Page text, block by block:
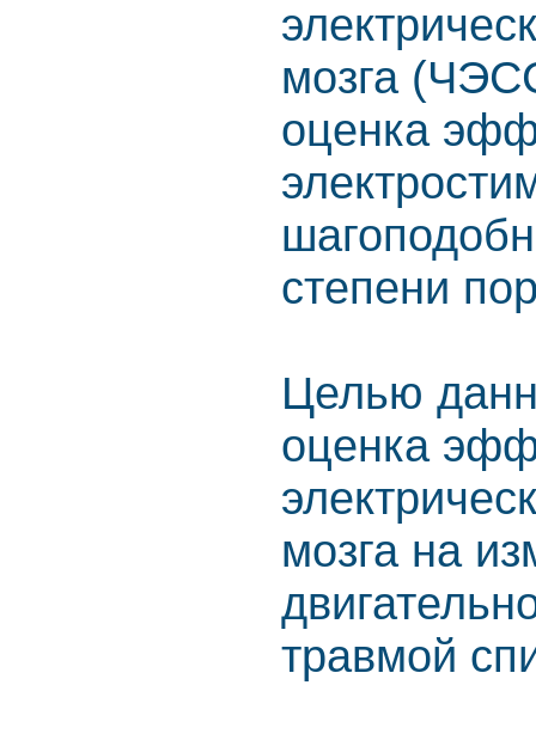
мозга
оценка
степени
Целью
оценка
мозга на
травмой